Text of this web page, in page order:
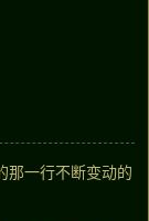
那一行不断变动的